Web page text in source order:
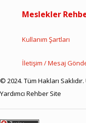
Meslekler
Kullanım Şartları
İletişim / Mesaj
© 2024. Tüm Hakları
Yardımcı Rehber Site